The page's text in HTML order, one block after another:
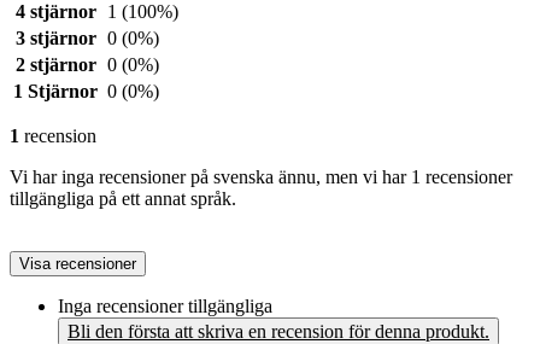
4 stjärnor
1 (100%)
3 stjärnor 0 (0%)
2 stjärnor 0 (0%)
1 Stjärnor 0 (0%)
1 recension
Vi har inga recensioner på svenska ännu, men vi har 1 recensioner
tillgängliga på ett annat språk.
Visa recensioner
Inga recensioner tillgängliga
Bli den första att skriva en recension för denna produkt.